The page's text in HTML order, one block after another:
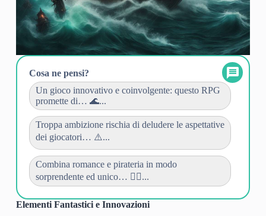
Cosa ne pensi?
Un gioco innovativo e coinvolgente: questo RPG
promette di… 🌊...
Troppa ambizione rischia di deludere le aspettative
dei giocatori… ⚠️...
Combina romance e pirateria in modo
sorprendente ed unico… 🏴‍☠️...
Elementi Fantastici e Innovazioni